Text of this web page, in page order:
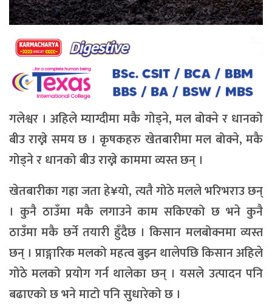
गलेश्वर । अहिले म्याग्दीमा मकै गोड्ने, मल बोक्ने र धानको
बीउ राख्ने समय छ । कृषकहरु खेतबारीमा मल बोक्ने, मकै
गोड्ने र धानको बीउ राख्ने काममा व्यस्त छन् ।
खेतबारीका गह्रा जता हे¥यो, त्यतै गोठे मलले भरिभराउ छन्
। कुनै ठाउँमा मकै लगाउने काम सकिएको छ भने कुनै
ठाउँमा मकै छर्ने तयारी हुँदैछ । किसान मलबोक्नमा व्यस्त
छन् । प्राङ्गारिक मलको महत्व बुझ्न थालेपछि किसान अहिले
गोठे मलको प्रयोग गर्न थालेका छन् । यसले उत्पादन पनि
बढाएको छ भने माटो पनि सुधारेको छ ।